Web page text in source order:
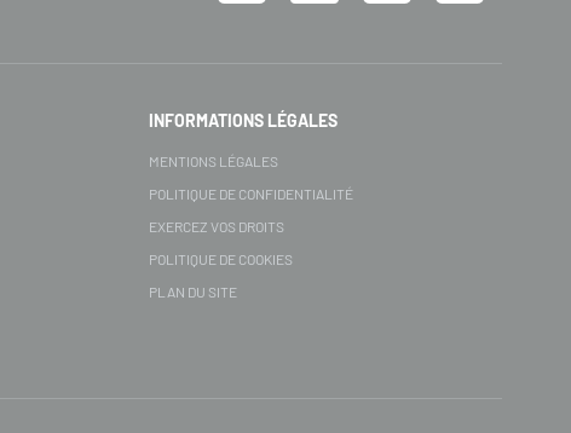
INFORMATIONS LÉGALES
MENTIONS LÉGALES
POLITIQUE DE CONFIDENTIALITÉ
EXERCEZ VOS DROITS
POLITIQUE DE COOKIES
PLAN DU SITE